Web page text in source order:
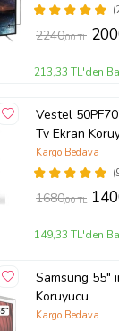
2240,00 TL
213,33 TL'den
Vestel
Tv Ekran
Kargo Bedava
1680,00 TL
149,33 TL'den
Samsung 55"
Koruyucu
Kargo Bedava